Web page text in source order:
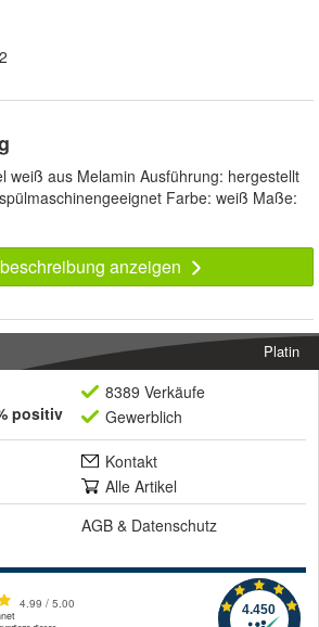
weiß aus Melamin Ausführung: hergestellt
Farbe: weiß Maße:
anzeigen
Platin
positiv
8389 Verkäufe
Gewerblich
Kontakt
Alle Artikel
AGB & Datenschutz